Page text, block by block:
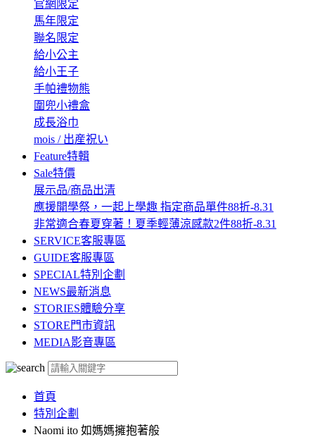
官網限定
馬年限定
聯名限定
給小公主
給小王子
手帕禮物熊
圍兜小禮盒
成長浴巾
mois / 出産祝い
Feature特輯
Sale特價
展示品/商品出清
應援開學祭，一起上學趣 指定商品單件88折-8.31
非常適合春夏穿著！夏季輕薄涼感款2件88折-8.31
SERVICE客服專區
GUIDE客服專區
SPECIAL特別企劃
NEWS最新消息
STORIES體驗分享
STORE門市資訊
MEDIA影音專區
首頁
特別企劃
Naomi ito 如媽媽擁抱著般